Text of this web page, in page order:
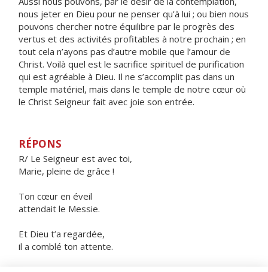
nous jeter en Dieu pour ne penser qu’à lui ; ou bien nous
pouvons chercher notre équilibre par le progrès des
vertus et des activités profitables à notre prochain ; en
tout cela n’ayons pas d’autre mobile que l’amour de
Christ. Voilà quel est le sacrifice spirituel de purification
qui est agréable à Dieu. Il ne s’accomplit pas dans un
temple matériel, mais dans le temple de notre cœur où
le Christ Seigneur fait avec joie son entrée.
RÉPONS
R/ Le Seigneur est avec toi,
Marie, pleine de grâce !
Ton cœur en éveil
attendait le Messie.
Et Dieu t’a regardée,
il a comblé ton attente.